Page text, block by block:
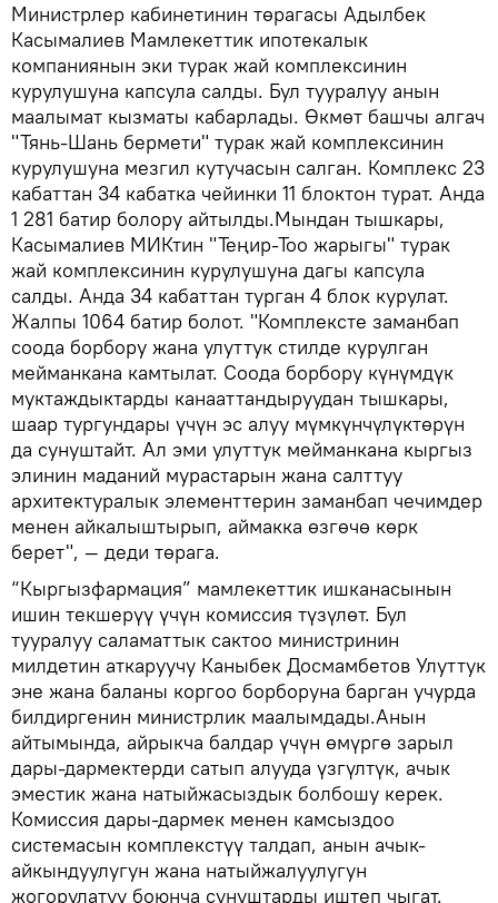
Министрлер кабинетинин төрагасы Адылбек
Касымалиев Мамлекеттик ипотекалык
компаниянын эки турак жай комплексинин
курулушуна капсула салды. Бул тууралуу анын
маалымат кызматы кабарлады. Өкмөт башчы алгач
"Тянь-Шань бермети" турак жай комплексинин
курулушуна мезгил кутучасын салган. Комплекс 23
кабаттан 34 кабатка чейинки 11 блоктон турат. Анда
1 281 батир болору айтылды.Мындан тышкары,
Касымалиев МИКтин "Теңир-Тоо жарыгы" турак
жай комплексинин курулушуна дагы капсула
салды. Анда 34 кабаттан турган 4 блок курулат.
Жалпы 1064 батир болот. "Комплексте заманбап
соода борбору жана улуттук стилде курулган
мейманкана камтылат. Соода борбору күнүмдүк
муктаждыктарды канааттандыруудан тышкары,
шаар тургундары үчүн эс алуу мүмкүнчүлүктөрүн
да сунуштайт. Ал эми улуттук мейманкана кыргыз
элинин маданий мурастарын жана салттуу
архитектуралык элементтерин заманбап чечимдер
менен айкалыштырып, аймакка өзгөчө көрк
берет", — деди төрага.
“Кыргызфармация” мамлекеттик ишканасынын
ишин текшерүү үчүн комиссия түзүлөт. Бул
тууралуу саламаттык сактоо министринин
милдетин аткаруучу Каныбек Досмамбетов Улуттук
эне жана баланы коргоо борборуна барган учурда
билдиргенин министрлик маалымдады.Анын
айтымында, айрыкча балдар үчүн өмүргө зарыл
дары-дармектерди сатып алууда үзгүлтүк, ачык
эместик жана натыйжасыздык болбошу керек.
Комиссия дары-дармек менен камсыздоо
системасын комплекстүү талдап, анын ачык-
айкындуулугун жана натыйжалуулугун
жогорулатуу боюнча сунуштарды иштеп чыгат.